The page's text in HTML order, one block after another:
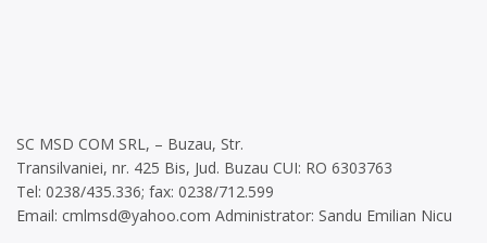
SC MSD COM SRL, – Buzau, Str.
Transilvaniei, nr. 425 Bis, Jud. Buzau CUI: RO 6303763
Tel: 0238/435.336; fax: 0238/712.599
Email: cmlmsd@yahoo.com Administrator: Sandu Emilian Nicu